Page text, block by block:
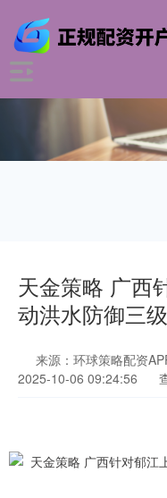
天金策略 广西
动洪水防御三
来源：环球策略配资
2025-10-06 09:24:56